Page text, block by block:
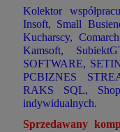
Kolektor
Insoft, Small
Kucharscy,
Kamsoft,
SOFTWARE,
PCBIZNES
RAKS SQL,
indywidualnych.
Sprzedawany